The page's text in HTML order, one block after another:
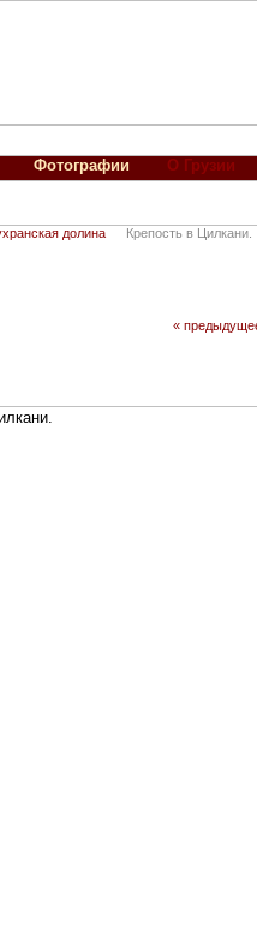
Фотографии О Грузии
долина Крепость в Цилкани.
«